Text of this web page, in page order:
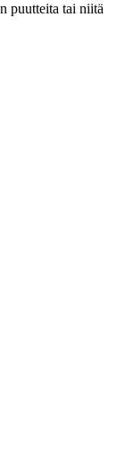
puutteita tai niitä